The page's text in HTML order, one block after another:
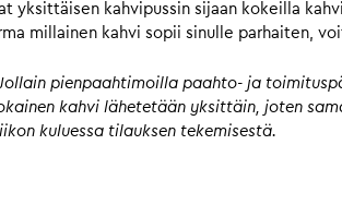
yksittäisen kahvipussin sijaan kokeilla
millainen kahvi sopii sinulle parhaiten,
pienpaahtimoilla paahto- ja
kahvi lähetetään yksittäin, joten
kuluessa tilauksen tekemisestä.